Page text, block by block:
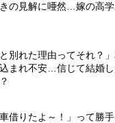
の見解に唖然…嫁の高
と別れた理由ってそれ？
まれ不安…信じて結婚
車借りたよ～！」って勝